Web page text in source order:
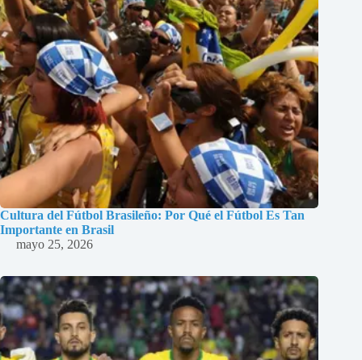
Cultura del Fútbol Brasileño: Por Qué el Fútbol Es Tan
Importante en Brasil
mayo 25, 2026